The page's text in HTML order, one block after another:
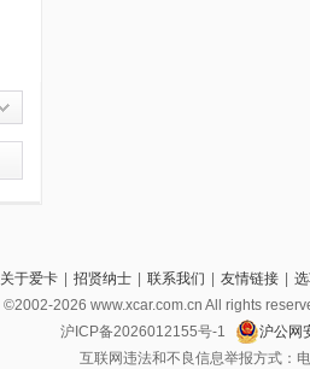
关于爱卡 招贤纳士 联系我们 友情链接
©2002-2026 www.xcar.com.cn All rights
沪ICP备2026012155号-1
沪公网
互联网违法和不良信息举报方式：